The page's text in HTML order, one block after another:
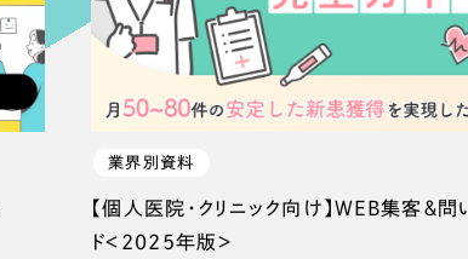
業界別資料
【個人医院・クリニック向け】WEB集客＆
ド＜2025年版＞